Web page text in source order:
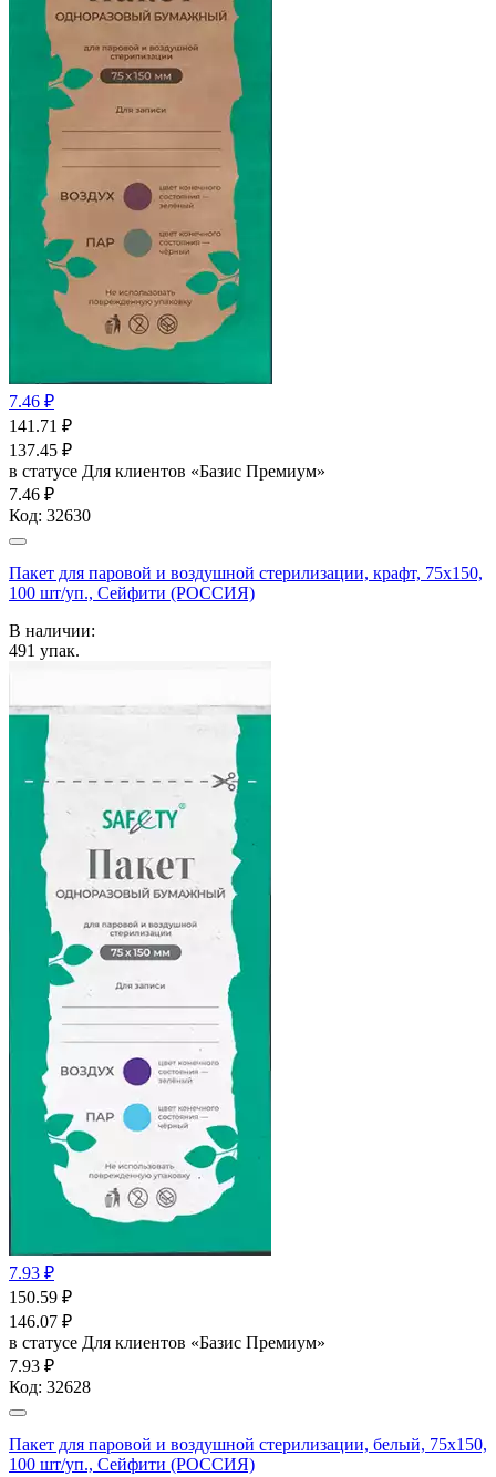
7.46 ₽
141.71 ₽
137.45 ₽
в статусе Для клиентов «Базис Премиум»
7.46 ₽
Код: 32630
Пакет для паровой и воздушной стерилизации, крафт, 75x150,
100 шт/уп., Сейфити (РОССИЯ)
В наличии:
491 упак.
7.93 ₽
150.59 ₽
146.07 ₽
в статусе Для клиентов «Базис Премиум»
7.93 ₽
Код: 32628
Пакет для паровой и воздушной стерилизации, белый, 75x150,
100 шт/уп., Сейфити (РОССИЯ)